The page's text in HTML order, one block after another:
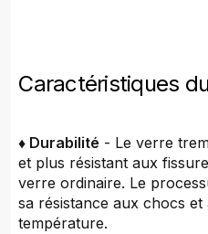
Caractéristiques
♦ Durabilité - Le verre
et plus résistant aux
verre ordinaire. Le
sa résistance aux chocs
température.